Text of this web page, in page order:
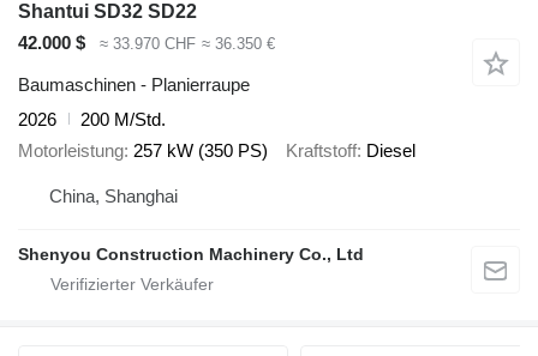
Shantui SD32 SD22
42.000 $
≈ 33.970 CHF ≈ 36.350 €
Baumaschinen - Planierraupe
2026
200 M/Std.
Motorleistung 257 kW (350 PS) Kraftstoff Diesel
China, Shanghai
Shenyou Construction Machinery Co., Ltd